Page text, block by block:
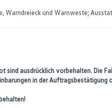
Warndreieck und Warnweste;
sind ausdrücklich vorbehalten. Die
in der